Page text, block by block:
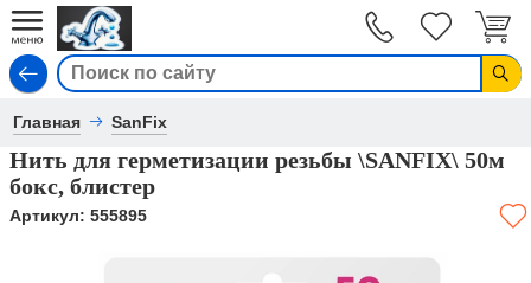
Главная SanFix
Нить для герметизации резьбы \SANFIX\ 50м
бокс, блистер
Артикул: 555895